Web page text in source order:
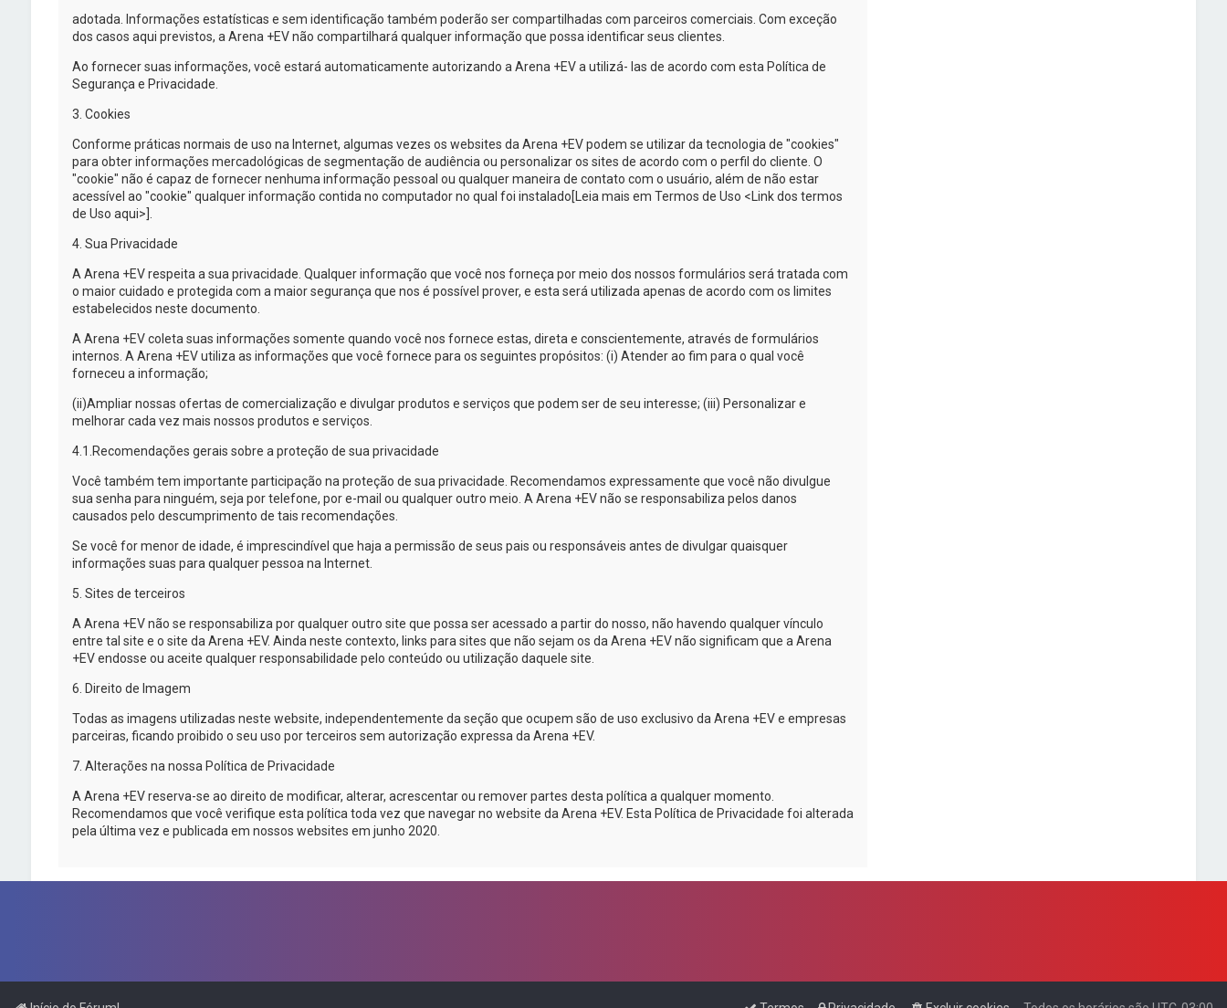
adotada. Informações estatísticas e sem identificação também poderão ser compartilhadas com parceiros comerciais. Com exceção
dos casos aqui previstos, a Arena +EVnão compartilhará qualquer informação que possa identificar seus clientes.
Ao fornecer suas informações, você estará automaticamente autorizando a Arena +EVa utilizá- las de acordo com esta Política de
Segurança e Privacidade.
3. Cookies
Conforme práticas normais de uso na Internet, algumas vezes os websites da Arena +EVpodem se utilizar da tecnologia de "cookies"
para obter informações mercadológicas de segmentação de audiência ou personalizar os sites de acordo com o perfil do cliente. O
"cookie" não é capaz de fornecer nenhuma informação pessoal ou qualquer maneira de contato com o usuário, além de não estar
acessível ao "cookie" qualquer informação contida no computador no qual foi instalado[Leia mais em Termos de Uso <Link dos termos
de Uso aqui>].
4. Sua Privacidade
A Arena +EVrespeita a sua privacidade. Qualquer informação que você nos forneça por meio dos nossos formulários será tratada com
o maior cuidado e protegida com a maior segurança que nos é possível prover, e esta será utilizada apenas de acordo com os limites
estabelecidos neste documento.
A Arena +EVcoleta suas informações somente quando você nos fornece estas, direta e conscientemente, através de formulários
internos. A Arena +EVutiliza as informações que você fornece para os seguintes propósitos: (i) Atender ao fim para o qual você
forneceu a informação;
(ii)Ampliar nossas ofertas de comercialização e divulgar produtos e serviços que podem ser de seu interesse; (iii) Personalizar e
melhorar cada vez mais nossos produtos e serviços.
4.1. Recomendações gerais sobre a proteção de sua privacidade
Você também tem importante participação na proteção de sua privacidade. Recomendamos expressamente que você não divulgue
sua senha para ninguém, seja por telefone, pore-mail ou qualquer outro meio. A Arena +EVnão se responsabiliza pelos danos
causados pelo descumprimento de tais recomendações.
Se você for menor de idade, é imprescindível que haja a permissão de seus pais ou responsáveis antes de divulgar quaisquer
informações suas para qualquer pessoa na Internet.
5. Sites de terceiros
A Arena +EVnão se responsabiliza por qualquer outro site que possa ser acessado a partir do nosso, não havendo qualquer vínculo
entre tal site e o site da Arena +EV. Ainda neste contexto, links para sites que não sejam os da Arena +EVnão significam que a Arena
+EVendosse ou aceite qualquer responsabilidade pelo conteúdo ou utilização daquele site.
6. Direito de Imagem
Todas as imagens utilizadas neste website, independentemente da seção que ocupem são de uso exclusivo da Arena +EVe empresas
parceiras, ficando proibido o seu uso por terceiros sem autorização expressa da Arena +EV.
7. Alterações na nossa Política de Privacidade
A Arena +EVreserva-se ao direito de modificar, alterar, acrescentar ou remover partes desta política a qualquer momento.
Recomendamos que você verifique esta política toda vez que navegar no website da Arena +EV. Esta Política de Privacidade foi alterada
pela última vez e publicada em nossos websites em junho 2020.